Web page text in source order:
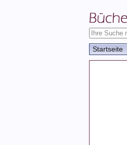
Startseite